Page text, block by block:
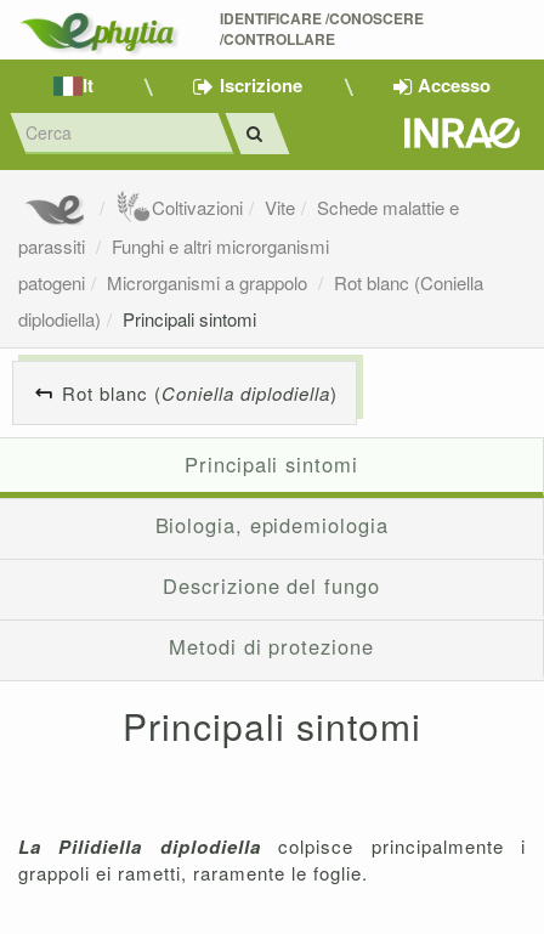
IDENTIFICARE /CONOSCERE
/CONTROLLARE
It Iscrizione Accesso
Coltivazioni Vite
Schede malattie e
parassiti
Funghi e altri microrganismi
patogeni
Microrganismi a grappolo
Rot blanc (Coniella
diplodiella)
Principali sintomi
Rot blanc (Coniella diplodiella)
Principali sintomi
Biologia, epidemiologia
Descrizione del fungo
Metodi di protezione
Principali sintomi
La Pilidiella diplodiellacolpisce principalmente i
grappoli ei rametti, raramente le foglie.